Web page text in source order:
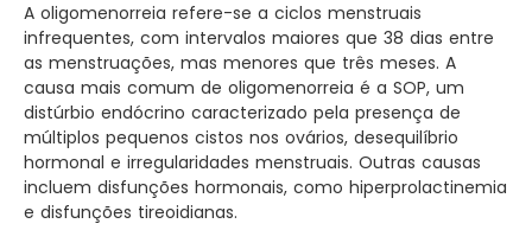
A oligomenorreia refere-se a ciclos menstruais
infrequentes, com intervalos maiores que 38 dias entre
as menstruações, mas menores que três meses. A
causa mais comum de oligomenorreia é a SOP, um
distúrbio endócrino caracterizado pela presença de
múltiplos pequenos cistos nos ovários, desequilíbrio
hormonal e irregularidades menstruais. Outras causas
incluem disfunções hormonais, como hiperprolactinemia
e disfunções tireoidianas.